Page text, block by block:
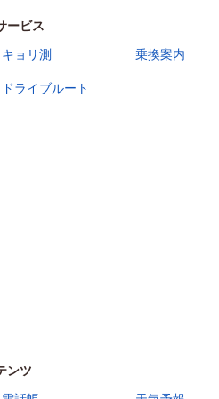
ービス
キョリ測
乗換案内
ドライブルート
ンツ